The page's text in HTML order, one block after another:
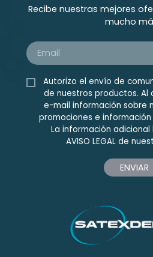
Recibe nuestras mejores
mucho
Autorizo el envío de
de nuestros productos.
e-mail información sobre
promociones e
La información
AVISO LEGAL de
ENVIAR